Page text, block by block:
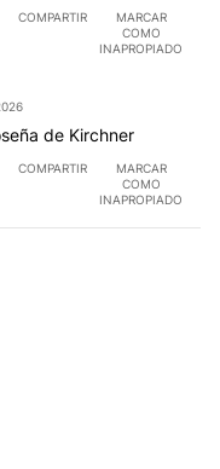
COMPARTIR
MARCAR
COMO
INAPROPIADO
de Kirchner
COMPARTIR
MARCAR
COMO
INAPROPIADO